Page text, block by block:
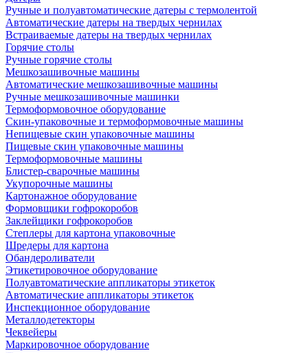
Ручные и полуавтоматические датеры с термолентой
Автоматические датеры на твердых чернилах
Встраиваемые датеры на твердых чернилах
Горячие столы
Ручные горячие столы
Мешкозашивочные машины
Автоматические мешкозашивочные машины
Ручные мешкозашивочные машинки
Термоформовочное оборудование
Скин-упаковочные и термоформовочные машины
Непищевые скин упаковочные машины
Пищевые скин упаковочные машины
Термоформовочные машины
Блистер-сварочные машины
Укупорочные машины
Картонажное оборудование
Формовщики гофрокоробов
Заклейщики гофрокоробов
Степлеры для картона упаковочные
Шредеры для картона
Обандероливатели
Этикетировочное оборудование
Полуавтоматические аппликаторы этикеток
Автоматические аппликаторы этикеток
Инспекционное оборудование
Металлодетекторы
Чеквейеры
Маркировочное оборудование